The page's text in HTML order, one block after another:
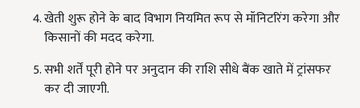
खेती शुरू होने के बाद विभाग नियमित रूप से मॉनिटरिंग करेगा और
किसानों की मदद करेगा.
सभी शर्तें पूरी होने पर अनुदान की राशि सीधे बैंक खाते में ट्रांसफर
कर दी जाएगी.